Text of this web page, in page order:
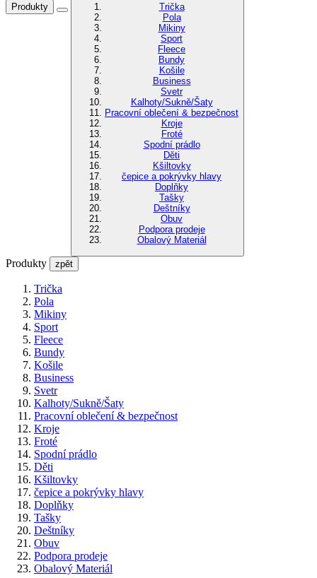
Produkty
Trička
Pola
Mikiny
Sport
Fleece
Bundy
Košile
Business
Svetr
Kalhoty/Sukně/Šaty
Pracovní oblečení & bezpečnost
Kroje
Froté
Spodní prádlo
Děti
Kšiltovky
čepice a pokrývky hlavy
Doplňky
Tašky
Deštníky
Obuv
Podpora prodeje
Obalový Materiál
Produkty zpět
Trička
Pola
Mikiny
Sport
Fleece
Bundy
Košile
Business
Svetr
Kalhoty/Sukně/Šaty
Pracovní oblečení & bezpečnost
Kroje
Froté
Spodní prádlo
Děti
Kšiltovky
čepice a pokrývky hlavy
Doplňky
Tašky
Deštníky
Obuv
Podpora prodeje
Obalový Materiál